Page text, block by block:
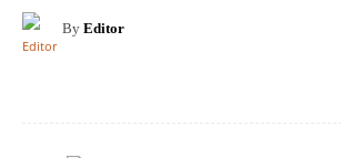
By Editor